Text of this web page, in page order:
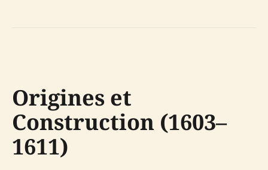
Origines et
Construction (1603–
1611)